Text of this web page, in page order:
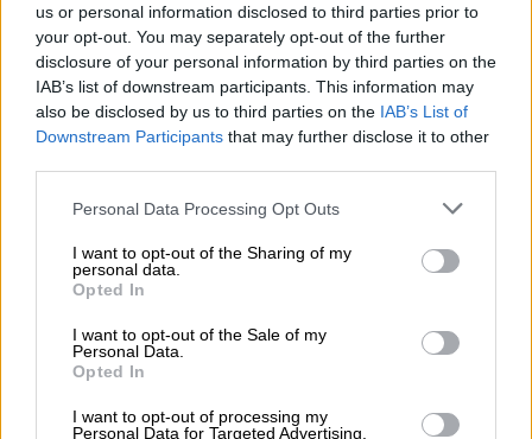
us or personal information disclosed to third parties prior to
your opt-out. You may separately opt-out of the further
disclosure of your personal information by third parties on the
IAB’s list of downstream participants. This information may
also be disclosed by us to third parties on the IAB’s List of
Downstream Participants that may further disclose it to other
Please note that this website/app uses one or more Google
not limited to your visit or usage behaviour. You may click to
grant or deny consent to Google and its third-party tags to
use your data for below specified purposes in below Google
consent section.
Personal Data Processing Opt Outs
I want to opt-out of the Sharing of my
personal data.
Opted In
I want to opt-out of the Sale of my
Personal Data.
Opted In
I want to opt-out of processing my
Personal Data for Targeted Advertising.